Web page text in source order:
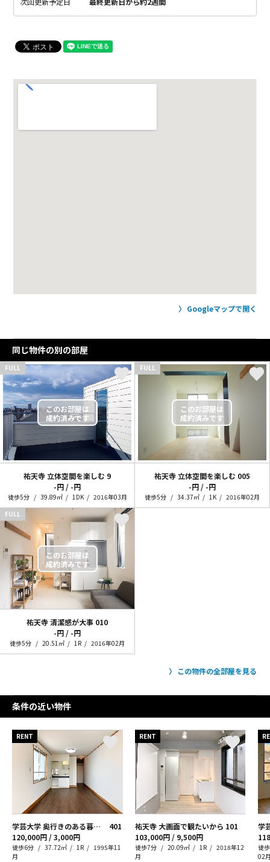
Googleマップで開く
同じ物件の別の部屋
FULL
祐天寺 立体空間を楽しむ 9
-円 / -円
徒歩5分 39.89㎡ 1DK 2016年03月
FULL
祐天寺 立体空間を楽しむ 005
-円 / -円
徒歩5分 34.37㎡ 1K
2016年02月
FULL
祐天寺 清潔感が大事 010
-円 / -円
徒歩5分 20.51㎡ 1R 2016年02月
この物件の全部屋を見る
条件の近い物件
RENT
学芸大学 奥行きのある暮らし、余白ある収納
401
120,000円 / 3,000円
徒歩6分 37.72㎡ 1R
1995年11
月
RENT
祐天寺 大画面で観たいから 101
103,000円 / 9,500円
徒歩7分 20.09㎡ 1R
2018年12
月
学
徒
02